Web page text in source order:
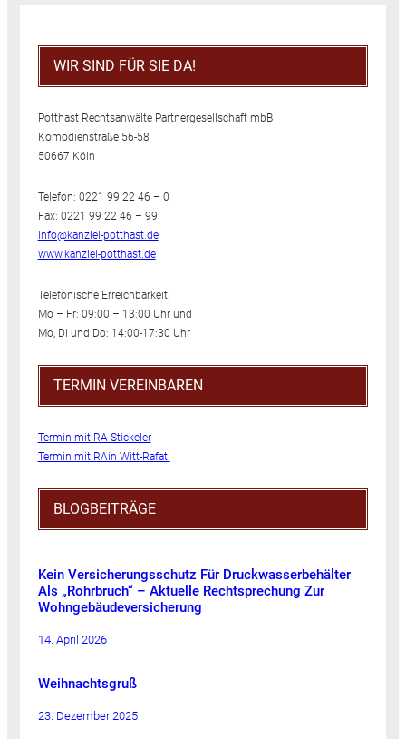
WIR SIND FÜR SIE DA!
Potthast Rechtsanwälte Partnergesellschaft mbB
Komödienstraße 56-58
50667 Köln
Telefon: 0221 99 22 46 – 0
Fax: 0221 99 22 46 – 99
info@kanzlei-potthast.de
www.kanzlei-potthast.de
Telefonische Erreichbarkeit:
Mo – Fr: 09:00 – 13:00 Uhr und
Mo, Di und Do: 14:00-17:30 Uhr
TERMIN VEREINBAREN
Termin mit RA Stickeler
Termin mit RAin Witt-Rafati
BLOGBEITRÄGE
Kein Versicherungsschutz Für Druckwasserbehälter
Als „Rohrbruch“ – Aktuelle Rechtsprechung Zur
Wohngebäudeversicherung
14. April 2026
Weihnachtsgruß
23. Dezember 2025